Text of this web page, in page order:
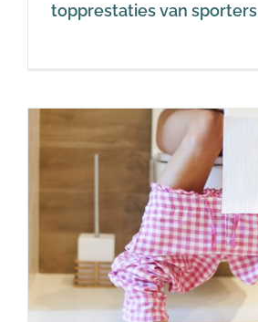
topprestaties van sporters